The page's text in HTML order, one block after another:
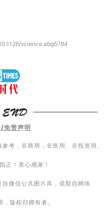
science.abg5784
免责声明
考，非商用，非医用、非投资用。
正！衷心感谢！
微信公共图片库，或取自网络
版权归拥有者。